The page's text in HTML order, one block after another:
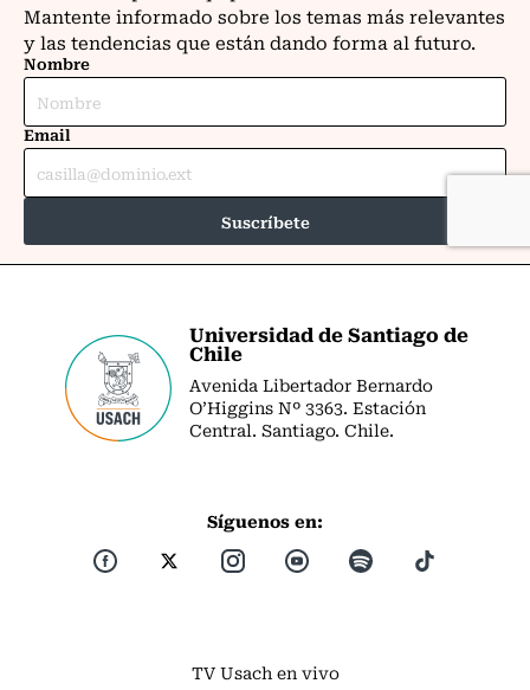
Universidad de Santiago de
Chile
Avenida Libertador Bernardo
O’Higgins Nº 3363. Estación
Central. Santiago. Chile.
Síguenos en:
TV Usach en vivo